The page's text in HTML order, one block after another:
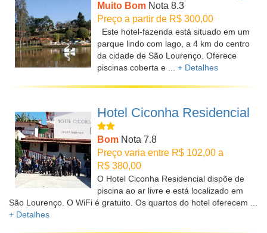
Muito Bom Nota 8.3
Preço a partir de R$ 300,00
Este hotel-fazenda está situado em um
parque lindo com lago, a 4 km do centro
da cidade de São Lourenço. Oferece
piscinas coberta e ... + Detalhes
Hotel Ciconha Residencial
Bom Nota 7.8
Preço varia entre R$ 102,00 a
R$ 380,00
O Hotel Ciconha Residencial dispõe de
piscina ao ar livre e está localizado em
São Lourenço. O WiFi é gratuito. Os quartos do hotel oferecem ...
+ Detalhes